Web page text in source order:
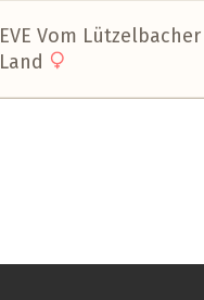
EVE Vom Lützelbacher
Land